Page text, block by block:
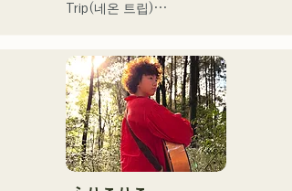
Trip(네온 트립)
가요록의 에센스가 Vo&Gt.
가미야 유우마의 윤기가 있
는 가성으로 향수를 느끼는
곡에 숨쉬고 있다. Vo&Gt.가
미야 유우마를 중심으로 낳